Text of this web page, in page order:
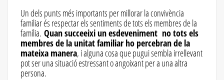
Un dels punts més importants per millorar la convivència
familiar és respectar els sentiments de tots els membres de la
família. Quan succeeixi un esdeveniment no tots els
membres de la unitat familiar ho percebran de la
mateixa manera, i alguna cosa que pugui sembla irrellevant
pot ser una situació estressant o angoixant per a una altra
persona.